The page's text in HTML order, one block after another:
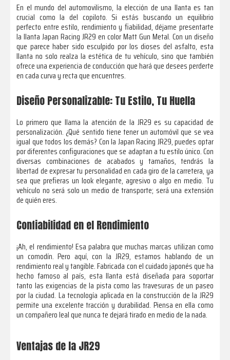
En el mundo del automovilismo, la elección de una llanta es tan
crucial como la del copiloto. Si estás buscando un equilibrio
perfecto entre estilo, rendimiento y fiabilidad, déjame presentarte
la llanta Japan Racing JR29 en color Matt Gun Metal. Con un diseño
que parece haber sido esculpido por los dioses del asfalto, esta
llanta no solo realza la estética de tu vehículo, sino que también
ofrece una experiencia de conducción que hará que desees perderte
en cada curva y recta que encuentres.
Diseño Personalizable: Tu Estilo, Tu Huella
Lo primero que llama la atención de la JR29 es su capacidad de
personalización. ¿Qué sentido tiene tener un automóvil que se vea
igual que todos los demás? Con la Japan Racing JR29, puedes optar
por diferentes configuraciones que se adaptan a tu estilo único. Con
diversas combinaciones de acabados y tamaños, tendrás la
libertad de expresar tu personalidad en cada giro de la carretera, ya
sea que prefieras un look elegante, agresivo o algo en medio. Tu
vehículo no será solo un medio de transporte; será una extensión
de quién eres.
Confiabilidad en el Rendimiento
¡Ah, el rendimiento! Esa palabra que muchas marcas utilizan como
un comodín. Pero aquí, con la JR29, estamos hablando de un
rendimiento real y tangible. Fabricada con el cuidado japonés que ha
hecho famoso al país, esta llanta está diseñada para soportar
tanto las exigencias de la pista como las travesuras de un paseo
por la ciudad. La tecnología aplicada en la construcción de la JR29
permite una excelente tracción y durabilidad. Piensa en ella como
un compañero leal que nunca te dejará tirado en medio de la nada.
Ventajas de la JR29